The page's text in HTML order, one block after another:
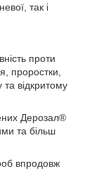
так і
проти
проростки,
відкритому
Дерозал®
та більш
впродовж